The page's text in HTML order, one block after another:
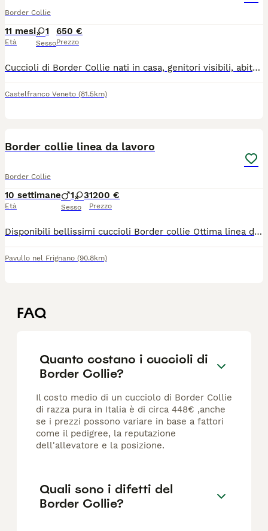
Border Collie
11 mesi
Età
1
Sesso
650 €
Prezzo
Cuccioli di Border Collie nati in casa, genitori visibili, abituati ad altri animali, cavalli e asini. Ottimo imprinting. Sani e forti verranno ceduti sverminati, con trattamenti antiparassitari, libretto veterinario e microchip
Castelfranco Veneto (81.5km)
Border collie linea da lavoro
Border Collie
10 settimane
Età
1 3
Sesso
1200 €
Prezzo
Disponibili bellissimi cuccioli Border collie Ottima linea di sangue da lavoro Entrambi i genitori sono visibili,testati per le malattie genetiche e completamente clear Esenti displasia anche e gomiti Dna depositato Entrambi praticano sheepdog I cuccioli verranno ceduti Sverminati Vaccinati Iscritti all anagrafe canina In possesso di pedigree Enci Socializzati con persone e animali Abituati agli spostamenti in macchina Sono graditi contatti telefonici
Pavullo nel Frignano (90.8km)
FAQ
Quanto costano i cuccioli di
Border Collie?
Il costo medio di un cucciolo di Border Collie
di razza pura in Italia è di circa 448€ ,anche
se i prezzi possono variare in base a fattori
come il pedigree, la reputazione
dell'allevatore e la posizione.
Quali sono i difetti del
Border Collie?